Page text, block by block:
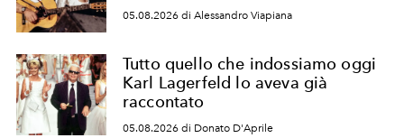
05.08.2026 di Alessandro Viapiana
Tutto quello che indossiamo oggi
Karl Lagerfeld lo aveva già
raccontato
05.08.2026 di Donato D'Aprile